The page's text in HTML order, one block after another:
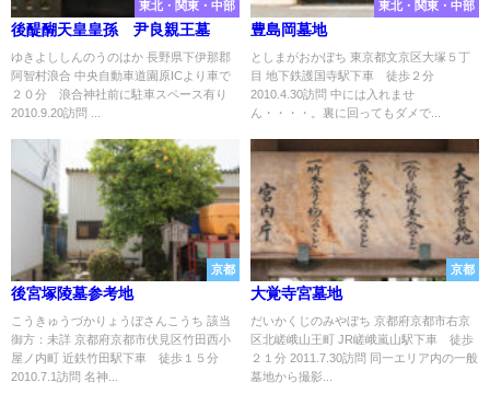
東北・関東・中部
後醍醐天皇皇孫 尹良親王墓
ゆきよししんのうのはか 長野県下伊那郡
阿智村浪合 中央自動車道園原ICより車で
２０分 浪合神社前に駐車スペース有り
2010.9.20訪問 ...
東北・関東・中部
豊島岡墓地
としまがおかぼち 東京都文京区大塚５丁
目 地下鉄護国寺駅下車 徒歩２分
2010.4.30訪問 中には入れませ
ん・・・・。裏に回ってもダメで...
京都
後宮塚陵墓参考地
こうきゅうづかりょうぼさんこうち 該当
御方：未詳 京都府京都市伏見区竹田西小
屋ノ内町 近鉄竹田駅下車 徒歩１５分
2010.7.1訪問 名神...
京都
大覚寺宮墓地
だいかくじのみやぼち 京都府京都市右京
区北嵯峨山王町 JR嵯峨嵐山駅下車 徒歩
２１分 2011.7.30訪問 同一エリア内の一般
墓地から撮影...